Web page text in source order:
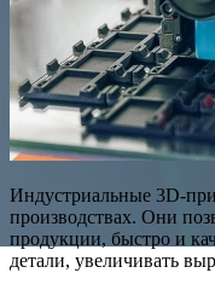
Индустриальные 3D-
производствах. Они
продукции, быстро и
детали, увеличивать